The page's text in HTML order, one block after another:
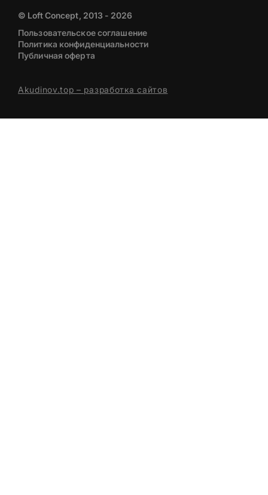
© Loft Concept, 2013 - 2026
Пользовательское соглашение
Политика конфиденциальности
Публичная оферта
Akudinov.top – разработка сайтов